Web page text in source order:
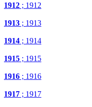
1912 ; 1912
1913 ; 1913
1914 ; 1914
1915 ; 1915
1916 ; 1916
1917 ; 1917